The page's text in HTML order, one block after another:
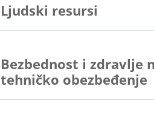
Ljudski resursi
Bezbednost i zdravlje
tehničko obezbeđenje